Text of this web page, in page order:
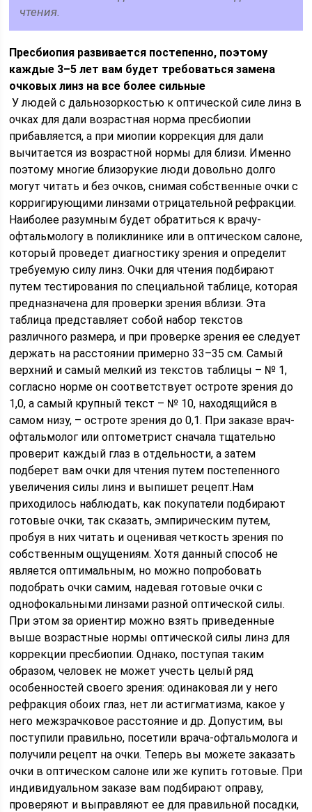
чтения.
Пресбиопия развивается постепенно, поэтому
каждые 3–5 лет вам будет требоваться замена
очковых линз на все более сильные
У людей с дальнозоркостью к оптической силе линз в
очках для дали возрастная норма пресбиопии
прибавляется, а при миопии коррекция для дали
вычитается из возрастной нормы для близи. Именно
поэтому многие близорукие люди довольно долго
могут читать и без очков, снимая собственные очки с
корригирующими линзами отрицательной рефракции.
Наиболее разумным будет обратиться к врачу-
офтальмологу в поликлинике или в оптическом салоне,
который проведет диагностику зрения и определит
требуемую силу линз. Очки для чтения подбирают
путем тестирования по специальной таблице, которая
предназначена для проверки зрения вблизи. Эта
таблица представляет собой набор текстов
различного размера, и при проверке зрения ее следует
держать на расстоянии примерно 33–35 см. Самый
верхний и самый мелкий из текстов таблицы – № 1,
согласно норме он соответствует остроте зрения до
1,0, а самый крупный текст – № 10, находящийся в
самом низу, – остроте зрения до 0,1. При заказе врач-
офтальмолог или оптометрист сначала тщательно
проверит каждый глаз в отдельности, а затем
подберет вам очки для чтения путем постепенного
увеличения силы линз и выпишет рецепт.Нам
приходилось наблюдать, как покупатели подбирают
готовые очки, так сказать, эмпирическим путем,
пробуя в них читать и оценивая четкость зрения по
собственным ощущениям. Хотя данный способ не
является оптимальным, но можно попробовать
подобрать очки самим, надевая готовые очки с
однофокальными линзами разной оптической силы.
При этом за ориентир можно взять приведенные
выше возрастные нормы оптической силы линз для
коррекции пресбиопии. Однако, поступая таким
образом, человек не может учесть целый ряд
особенностей своего зрения: одинаковая ли у него
рефракция обоих глаз, нет ли астигматизма, какое у
него межзрачковое расстояние и др. Допустим, вы
поступили правильно, посетили врача-офтальмолога и
получили рецепт на очки. Теперь вы можете заказать
очки в оптическом салоне или же купить готовые. При
индивидуальном заказе вам подбирают оправу,
проверяют и выправляют ее для правильной посадки,